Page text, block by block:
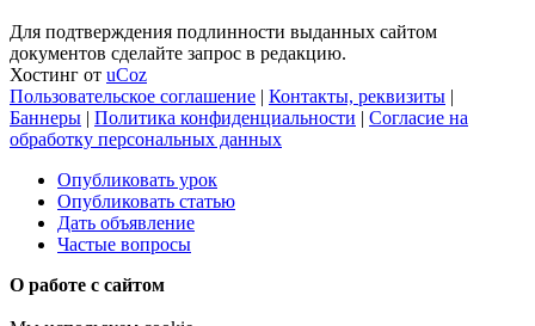
Для подтверждения подлинности выданных сайтом
документов сделайте запрос в редакцию.
Хостинг от uCoz
Пользовательское соглашение | Контакты, реквизиты |
Баннеры | Политика конфиденциальности | Согласие на
обработку персональных данных
Опубликовать урок
Опубликовать статью
Дать объявление
Частые вопросы
О работе с сайтом